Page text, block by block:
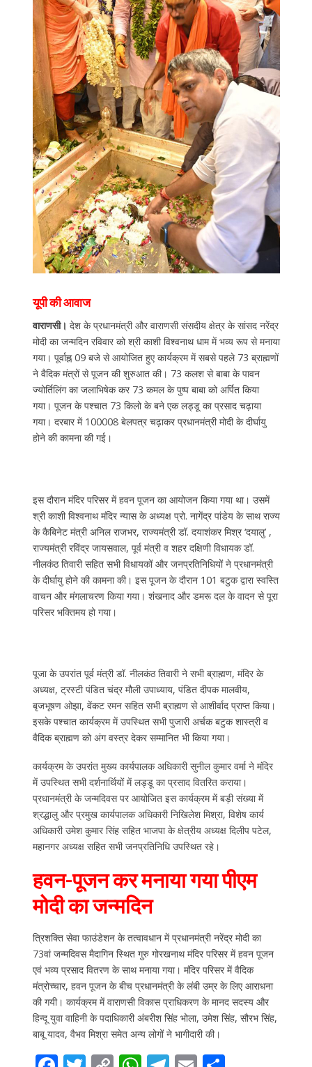
यूपी की आवाज
वाराणसी। देश के प्रधानमंत्री और वाराणसी संसदीय क्षेत्र के सांसद नरेंद्र
मोदी का जन्मदिन रविवार को श्री काशी विश्वनाथ धाम में भव्य रूप से मनाया
गया। पूर्वाह्न 09 बजे से आयोजित हुए कार्यक्रम में सबसे पहले 73 ब्राह्मणों
ने वैदिक मंत्रों से पूजन की शुरुआत की। 73 कलश से बाबा के पावन
ज्योर्तिलिंग का जलाभिषेक कर 73 कमल के पुष्प बाबा को अर्पित किया
गया। पूजन के पश्चात 73 किलो के बने एक लड्डू का प्रसाद चढ़ाया
गया। दरबार में 100008 बेलपत्र चढ़ाकर प्रधानमंत्री मोदी के दीर्घायु
होने की कामना की गई।
इस दौरान मंदिर परिसर में हवन पूजन का आयोजन किया गया था। उसमें
श्री काशी विश्वनाथ मंदिर न्यास के अध्यक्ष प्रो. नागेंद्र पांडेय के साथ राज्य
के कैबिनेट मंत्री अनिल राजभर, राज्यमंत्री डॉ. दयाशंकर मिश्र ‘दयालु’ ,
राज्यमंत्री रविंद्र जायसवाल, पूर्व मंत्री व शहर दक्षिणी विधायक डॉ.
नीलकंठ तिवारी सहित सभी विधायकों और जनप्रतिनिधियों ने प्रधानमंत्री
के दीर्घायु होने की कामना की। इस पूजन के दौरान 101 बटुक द्वारा स्वस्ति
वाचन और मंगलाचरण किया गया। शंखनाद और डमरू दल के वादन से पूरा
परिसर भक्तिमय हो गया।
पूजा के उपरांत पूर्व मंत्री डॉ. नीलकंठ तिवारी ने सभी ब्राह्मण, मंदिर के
अध्यक्ष, ट्रस्टी पंडित चंद्र मौली उपाध्याय, पंडित दीपक मालवीय,
बृजभूषण ओझा, वेंकट रमन सहित सभी ब्राह्मण से आशीर्वाद प्राप्त किया।
इसके पश्चात कार्यक्रम में उपस्थित सभी पुजारी अर्चक बटुक शास्त्री व
वैदिक ब्राह्मण को अंग वस्त्र देकर सम्मानित भी किया गया।
कार्यक्रम के उपरांत मुख्य कार्यपालक अधिकारी सुनील कुमार वर्मा ने मंदिर
में उपस्थित सभी दर्शनार्थियों में लड्डू का प्रसाद वितरित कराया।
प्रधानमंत्री के जन्मदिवस पर आयोजित इस कार्यक्रम में बड़ी संख्या में
श्रद्धालु और प्रमुख कार्यपालक अधिकारी निखिलेश मिश्रा, विशेष कार्य
अधिकारी उमेश कुमार सिंह सहित भाजपा के क्षेत्रीय अध्यक्ष दिलीप पटेल,
महानगर अध्यक्ष सहित सभी जनप्रतिनिधि उपस्थित रहे।
हवन-पूजन कर मनाया गया पीएम
मोदी का जन्मदिन
त्रिशक्ति सेवा फाउंडेशन के तत्वावधान में प्रधानमंत्री नरेंद्र मोदी का
73वां जन्मदिवस मैदागिन स्थित गुरु गोरखनाथ मंदिर परिसर में हवन पूजन
एवं भव्य प्रसाद वितरण के साथ मनाया गया। मंदिर परिसर में वैदिक
मंत्रोच्चार, हवन पूजन के बीच प्रधानमंत्री के लंबी उम्र के लिए आराधना
की गयी। कार्यक्रम में वाराणसी विकास प्राधिकरण के मानद सदस्य और
हिन्दू युवा वाहिनी के पदाधिकारी अंबरीश सिंह भोला, उमेश सिंह, सौरभ सिंह,
बाबू यादव, वैभव मिश्रा समेत अन्य लोगों ने भागीदारी की।